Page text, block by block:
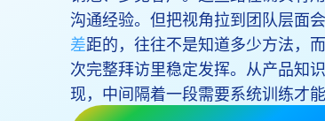
沟通经验。但把视角拉到团队层面
差距的，往往不是知道多少方法，
次完整拜访里稳定发挥。从产品知
现，中间隔着一段需要系统训练才能